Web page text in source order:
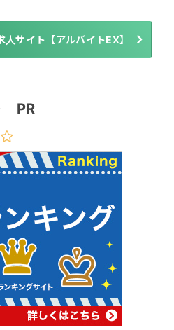
サイト【アルバイトEX】
PR